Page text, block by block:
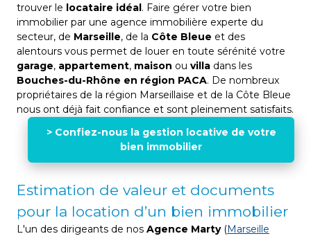
trouver le locataire idéal. Faire gérer votre bien
immobilier par une agence immobilière experte du
secteur, de Marseille, de la Côte Bleue et des
alentours vous permet de louer en toute sérénité votre
garage, appartement, maison ou villa dans les
Bouches-du-Rhône en région PACA. De nombreux
propriétaires de la région Marseillaise et de la Côte Bleue
nous ont déjà fait confiance et sont pleinement satisfaits.
> Confiez-nous la gestion locative de votre
bien immobilier
Estimation de valeur et documents
pour la location d’un bien immobilier
L'un des dirigeants de nos Agence Marty(Marseille